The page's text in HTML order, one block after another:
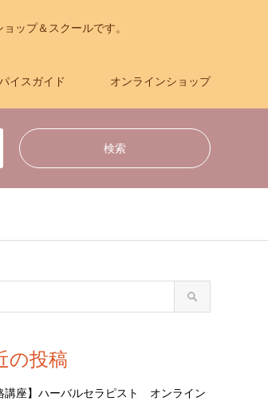
ップ＆スクールです。
イスガイド オンラインショップ
の投稿
講座】ハーバルセラピスト オンライン